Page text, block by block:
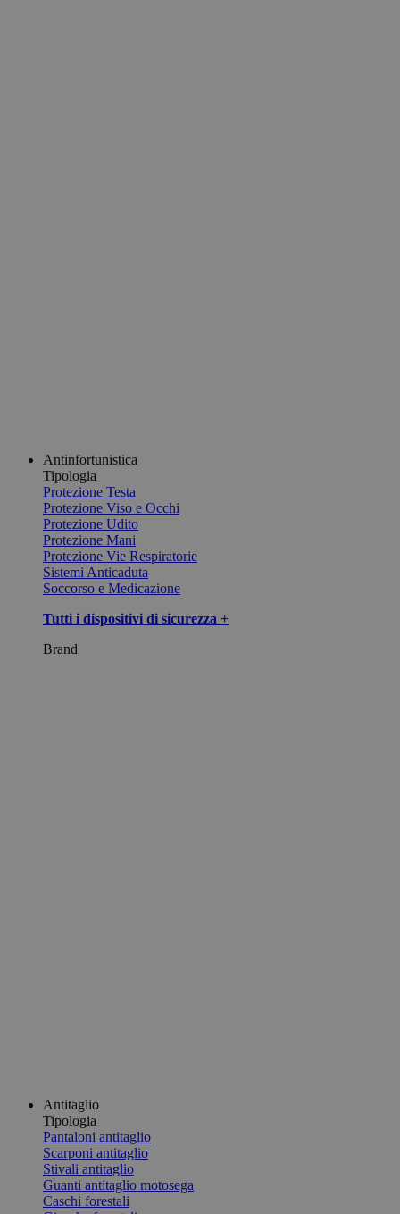
Antinfortunistica
Tipologia
Protezione Testa
Protezione Viso e Occhi
Protezione Udito
Protezione Mani
Protezione Vie Respiratorie
Sistemi Anticaduta
Soccorso e Medicazione
Tutti i dispositivi di sicurezza +
Brand
Antitaglio
Tipologia
Pantaloni antitaglio
Scarponi antitaglio
Stivali antitaglio
Guanti antitaglio motosega
Caschi forestali